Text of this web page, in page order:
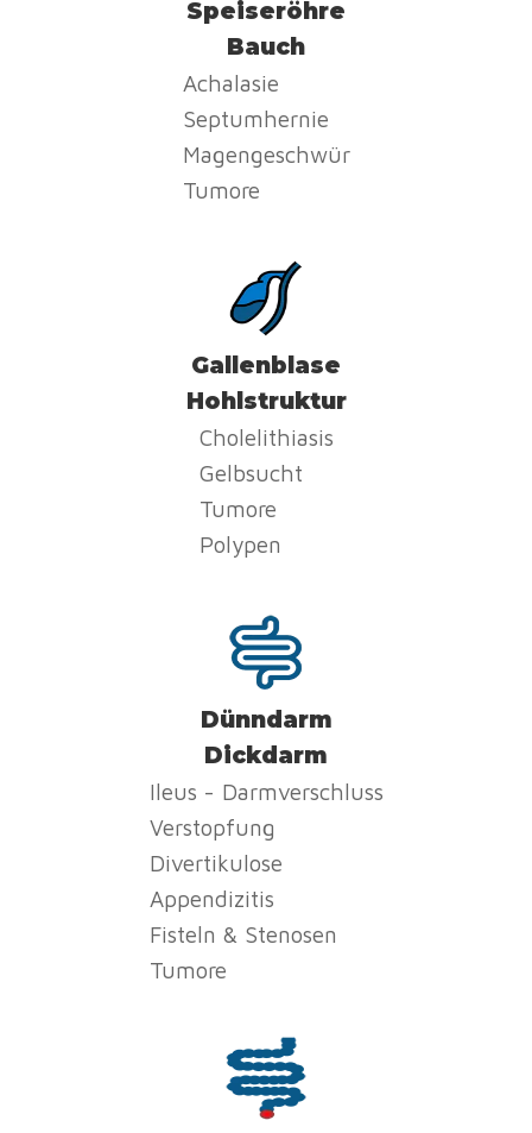
Speiseröhre
Bauch
Achalasie
Septumhernie
Magengeschwür
Tumore
Gallenblase
Hohlstruktur
Cholelithiasis
Gelbsucht
Tumore
Polypen
Dünndarm
Dickdarm
Ileus - Darmverschluss
Verstopfung
Divertikulose
Appendizitis
Fisteln & Stenosen
Tumore